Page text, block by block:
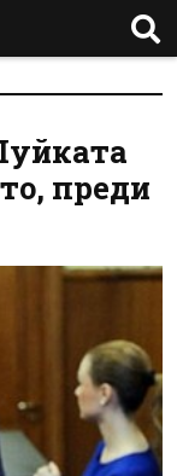
преди